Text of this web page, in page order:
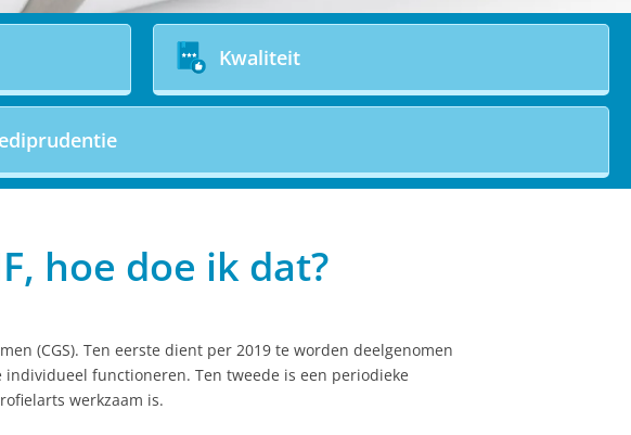
Kwaliteit
hoe doe ik dat?
(CGS). Ten eerste dient per 2019 te worden deelgenomen
functioneren. Ten tweede is een periodieke
werkzaam is.